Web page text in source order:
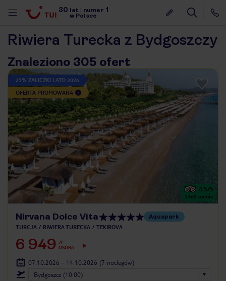
30 lat numer 1
w Polsce
Riwiera Turecka z Bydgoszczy
Znaleziono 305 ofert
25% ZALICZKI LATO 2026
OFERTA PROMOWANA
4.5/5
5462 opinie
Nirvana Dolce Vita Aquapark
TURCJA RIWIERA TURECKA TEKIROVA
6 949 ZŁ
OSOBA
07.10.2026 - 14.10.2026 (7 noclegów)
Bydgoszcz (10:00)